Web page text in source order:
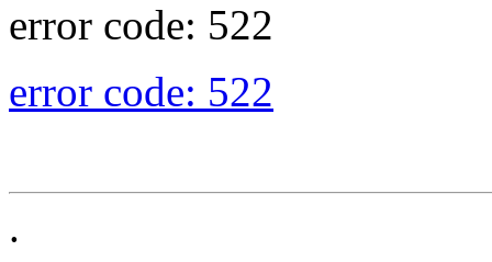
error code: 522
error code: 522
.